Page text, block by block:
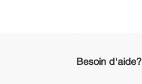
Besoin d'aide?